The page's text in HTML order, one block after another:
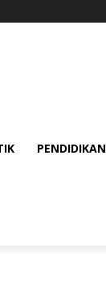
PENDIDIKAN